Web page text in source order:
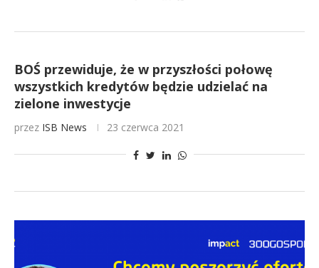
BOŚ przewiduje, że w przyszłości połowę
wszystkich kredytów będzie udzielać na
zielone inwestycje
przez ISB News 23 czerwca 2021